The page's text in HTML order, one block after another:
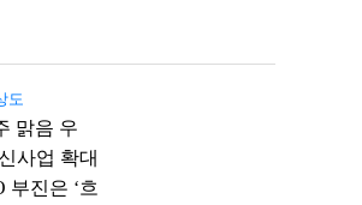
도
맑음 우
사업 확대
부진은 ‘흐